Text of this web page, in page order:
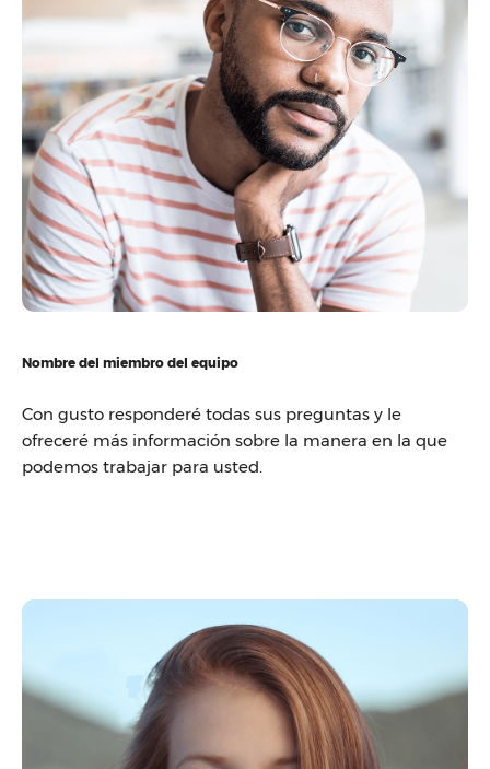
Nombre del miembro del equipo
Con gusto responderé todas sus preguntas y le
ofreceré más información sobre la manera en la que
podemos trabajar para usted.